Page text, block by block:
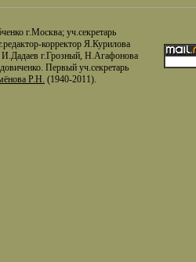
г.Москва; уч.секретарь
корректор Я.Курилова
И.Дадаев г.Грозный, Н.Агафонова
Первый уч.секретарь
Р.Н. (1940-2011).